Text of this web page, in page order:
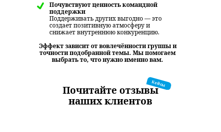
Почувствуют ценность командной
поддержки
Поддерживать других выгодно — это
создает позитивную атмосферу и
снижает внутреннюю конкуренцию.
Эффект зависит от вовлечённости группы и
точности подобранной темы. Мы помогаем
выбрать то, что нужно именно вам.
Почитайте отзывы
наших клиентов
Кейсы